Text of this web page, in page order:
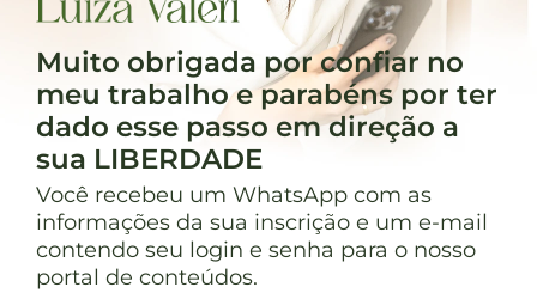
Muito obrigada por confiar no
meu trabalho e parabéns por ter
dado esse passo em direção a
sua LIBERDADE
Você recebeu um WhatsApp com as
informações da sua inscrição e um e-mail
contendo seu login e senha para o nosso
portal de conteúdos.